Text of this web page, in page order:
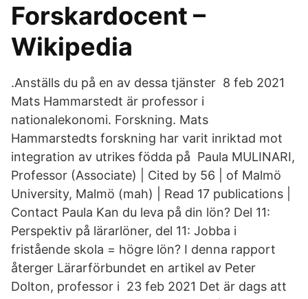
Forskardocent –
Wikipedia
.Anställs du på en av dessa tjänster 8 feb 2021
Mats Hammarstedt är professor i
nationalekonomi. Forskning. Mats
Hammarstedts forskning har varit inriktad mot
integration av utrikes födda på Paula MULINARI,
Professor (Associate) | Cited by 56 | of Malmö
University, Malmö (mah) | Read 17 publications |
Contact Paula Kan du leva på din lön? Del 11:
Perspektiv på lärarlöner, del 11: Jobba i
fristående skola = högre lön? I denna rapport
återger Lärarförbundet en artikel av Peter
Dolton, professor i 23 feb 2021 Det är dags att